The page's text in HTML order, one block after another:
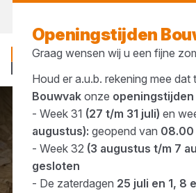
... Spaanplaatschroeven
Openingstijden
Graag wensen wij u een fijne
Houd er a.u.b. rekening mee dat
Bouwvakonze
- Week 31 (27 t/m 31 juli) en
augustus): geopend van 08.00
- Week 32 (3 augustus t/m 7
gesloten
- De zaterdagen 25 juli en 1, 8